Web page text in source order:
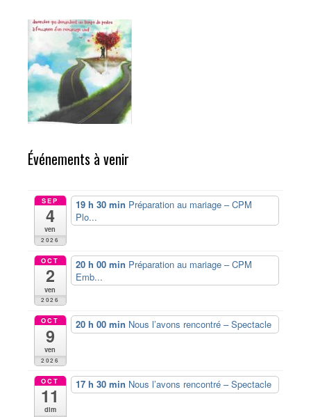
Événements à venir
SEP
4
ven
2026
19 h 30 min Préparation au mariage – CPM
Plo...
OCT
2
ven
2026
20 h 00 min Préparation au mariage – CPM
Emb...
OCT
9
ven
2026
20 h 00 min Nous l’avons rencontré – Spectacle
OCT
11
dim
17 h 30 min Nous l’avons rencontré – Spectacle